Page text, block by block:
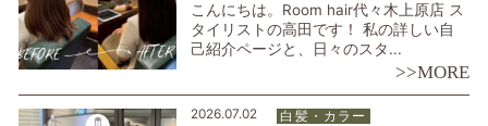
こんにちは。Room hair代々木上原店 ス
タイリストの高田です！ 私の詳しい自
己紹介ページと、日々のスタ...
>>MORE
2026.07.02 白髪・カラー